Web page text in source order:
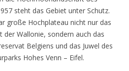
steht das Gebiet unter Schutz.
große Hochplateau nicht nur das
Wallonie, sondern auch das
Belgiens und das Juwel des
Hohes Venn – Eifel.